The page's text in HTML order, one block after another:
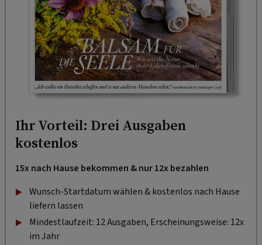
Ihr Vorteil: Drei Ausgaben
kostenlos
15x nach Hause bekommen & nur 12x bezahlen
Wunsch-Startdatum wählen & kostenlos nach Hause
liefern lassen
Mindestlaufzeit: 12 Ausgaben, Erscheinungsweise: 12x
im Jahr